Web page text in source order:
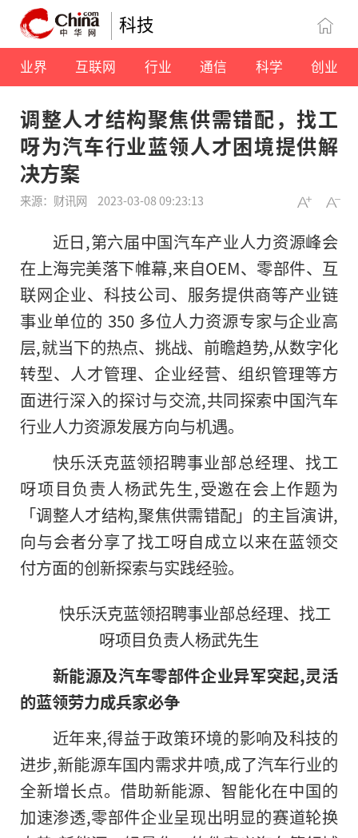
科技
业界 互联网 行业 通信 科学 创业
调整人才结构聚焦供需错配，找工
呀为汽车行业蓝领人才困境提供解
决方案
来源：财讯网 2023-03-08 09:23:13
近日,第六届中国汽车产业人力资源峰会
在上海完美落下帷幕,来自OEM、零部件、互
联网企业、科技公司、服务提供商等产业链
事业单位的 350 多位人力资源专家与企业高
层,就当下的热点、挑战、前瞻趋势,从数字化
转型、人才管理、企业经营、组织管理等方
面进行深入的探讨与交流,共同探索中国汽车
行业人力资源发展方向与机遇。
快乐沃克蓝领招聘事业部总经理、找工
呀项目负责人杨武先生,受邀在会上作题为
「调整人才结构,聚焦供需错配」的主旨演讲,
向与会者分享了找工呀自成立以来在蓝领交
付方面的创新探索与实践经验。
快乐沃克蓝领招聘事业部总经理、找工
呀项目负责人杨武先生
新能源及汽车零部件企业异军突起,灵活
的蓝领劳力成兵家必争
近年来,得益于政策环境的影响及科技的
进步,新能源车国内需求井喷,成了汽车行业的
全新增长点。借助新能源、智能化在中国的
加速渗透,零部件企业呈现出明显的赛道轮换